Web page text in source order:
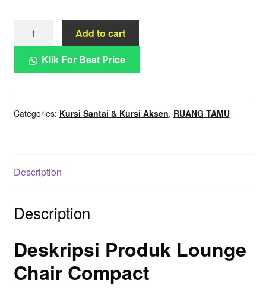
Chair
Compact
Upholstery
quantity
Add to cart
Klik For Best Price
Categories: Kursi Santai & Kursi Aksen, RUANG TAMU
Description
Description
Deskripsi Produk Lounge
Chair Compact